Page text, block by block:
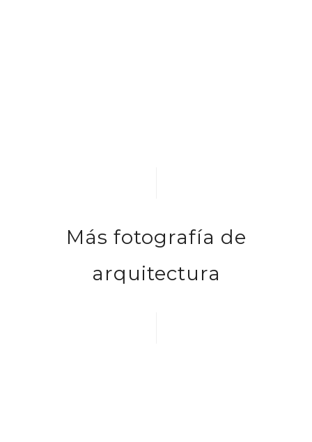
Más fotografía de
arquitectura